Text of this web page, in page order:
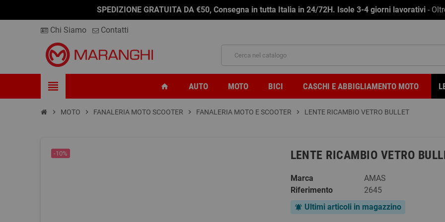
SPEDIZIONE GRATUITA DA €50, Consegna in tutta Italia in 24/72H. Isole 3-4 giorni lavorativi -
Chi Siamo Contatti
view_headline home AUTO MOTO BICI CASCHI E ABBIGLIAMENTO MOTO
chevron_right MOTO chevron_right FANALERIA MOTO SCOOTER chevron_right FANALERIA MOTO E SCOOTER chevron_right LENTE RICAMBIO VETRO BULLET
-10% LENTE RICAMBIO VETRO
Marca
AMAS
Riferimento
2645
notifications_active Ultimi articoli in magazzino